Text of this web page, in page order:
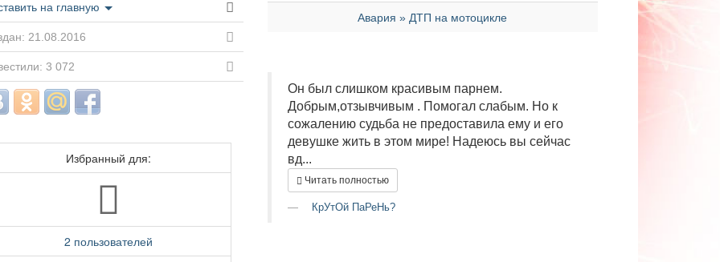
на главную
21.08.2016
3 072
Избранный для:
2 пользователей
Авария » ДТП на мотоцикле
Он был слишком красивым парнем.
Добрым,отзывчивым . Помогал слабым. Но к
сожалению судьба не предоставила ему и его
девушке жить в этом мире! Надеюсь вы сейчас
вд...
Читать полностью
КрУтОй ПаРеНь?